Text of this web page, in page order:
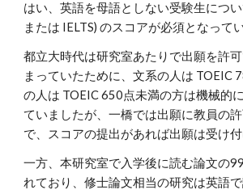
はい、英語を母語としない受験生につ
または IELTS) のスコアが必須となって
都立大時代は研究室あたりで出願を許
まっていたために、文系の人は TOEIC
の人は TOEIC 650点未満の方は機械的
ていましたが、一橋では出願に教員の
で、スコアの提出があれば出願は受け付
一方、本研究室で入学後に読む論文の
れており、修士論文相当の研究は英語